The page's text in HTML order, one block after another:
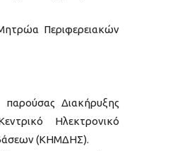
Περιφερειακών
Διακήρυξης
Ηλεκτρονικό
(ΚΗΜΔΗΣ).